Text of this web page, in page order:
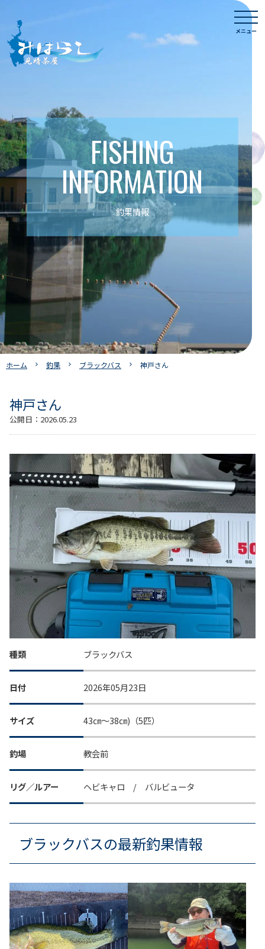
content
メニュー
FISHING
INFORMATION
釣果情報
ホーム 釣果 ブラックバス 神戸さん
神戸さん
公開日： 2026.05.23
種類 ブラックバス
日付 2026年05月23日
サイズ 43㎝～38㎝)（5匹）
釣場 教会前
リグ／ルアー ヘビキャロ / バルビュータ
ブラックバスの最新釣果情報